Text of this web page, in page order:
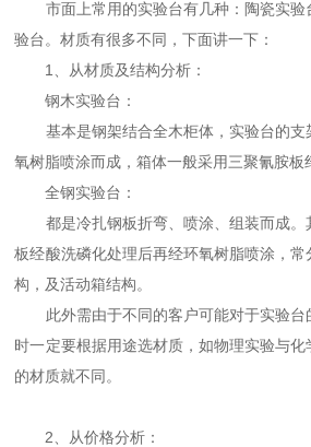
市面上常用的实验台有几种：陶瓷实验
验台。材质有很多不同，下面讲一下：
1、从材质及结构分析：
钢木实验台：
基本是钢架结合全木柜体，实验台的支
氧树脂喷涂而成，箱体一般采用三聚氰胺板
全钢实验台：
都是冷扎钢板折弯、喷涂、组装而成。
板经酸洗磷化处理后再经环氧树脂喷涂，
构，及活动箱结构。
此外需由于不同的客户可能对于实验台
时一定要根据用途选材质，如物理实验与
的材质就不同。
2、从价格分析：